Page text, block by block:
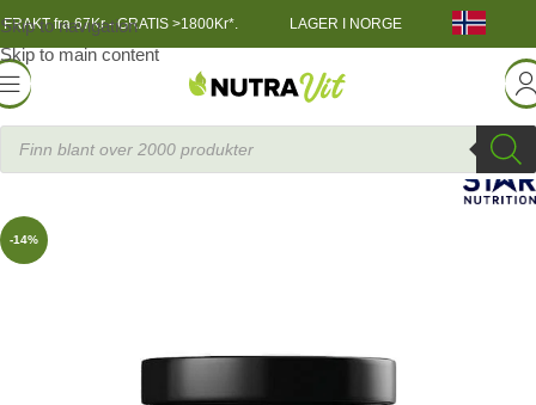
Skip to navigation
Skip to main content
FRAKT fra 67Kr - GRATIS >1800Kr*. LAGER I NORGE
»Aminosyrer»Intra Workout Octane BCAA 490g
-14%